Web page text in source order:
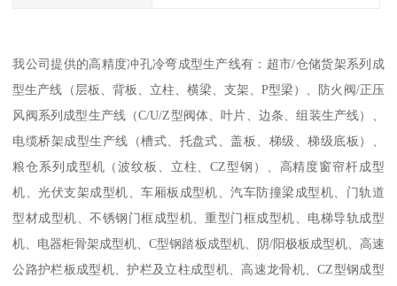
我公司提供的高精度冲孔冷弯成型生产线有：超市/仓储货架系列成
型生产线（层板、背板、立柱、横梁、支架、P型梁）、防火阀/正压
风阀系列成型生产线（C/U/Z型阀体、叶片、边条、组装生产线）、
电缆桥架成型生产线（槽式、托盘式、盖板、梯级、梯级底板）、
粮仓系列成型机（波纹板、立柱、CZ型钢）、高精度窗帘杆成型
机、光伏支架成型机、车厢板成型机、汽车防撞梁成型机、门轨道
型材成型机、不锈钢门框成型机、重型门框成型机、电梯导轨成型
机、电器柜骨架成型机、C型钢踏板成型机、阴/阳极板成型机、高速
公路护栏板成型机、护栏及立柱成型机、高速龙骨机、CZ型钢成型